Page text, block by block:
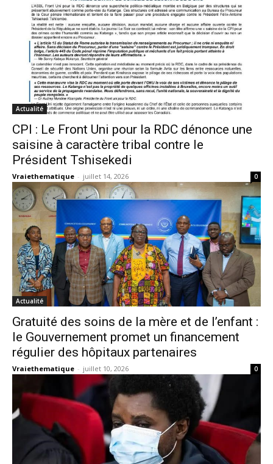
Actualité
CPI : Le Front Uni pour la RDC dénonce une
saisine à caractère tribal contre le
Président Tshisekedi
Vraiethematique - juillet 14, 2026 0
Actualité
Gratuité des soins de la mère et de l’enfant :
le Gouvernement promet un financement
régulier des hôpitaux partenaires
Vraiethematique - juillet 10, 2026 0